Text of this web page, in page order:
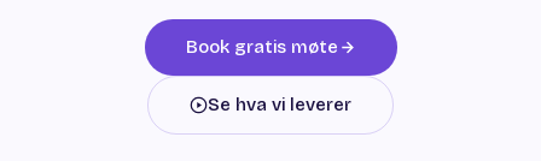
Book gratis møte
Se hva vi leverer